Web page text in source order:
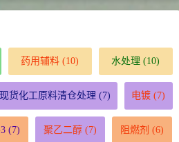
药用辅料 (10) 水处理 (10)
现货化工原料清仓处理 (7) 电镀 (7)
(7) 聚乙二醇(7) 阻燃剂 (6)